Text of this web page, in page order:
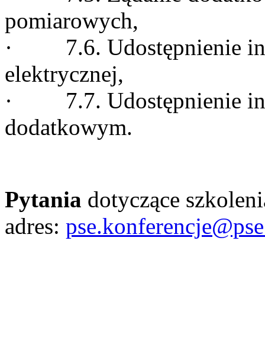
pomiarowych,
· 7.6. Udostępnienie
elektrycznej,
· 7.7. Udostępnienie
dodatkowym.
Pytania dotyczące
adres: